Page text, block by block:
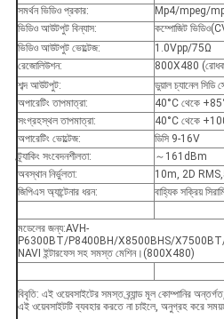
সমর্থন ভিডিও প্রকার:
Mp4/mpeg/
ভিডিও আউটপুট বিন্যাস:
কম্পোজিট
ভিডিও আউটপুট ভোল্টেজ:
1.0Vpp/75Ω
রেজোলিউশন:
800X480 (রোধক
শব্দ আউটপুট:
ডুয়াল চ্যানেল সিডি
অপারেটিং তাপমাত্রা:
40°C থেকে
সংগ্রহস্থল তাপমাত্রা:
40°C থেকে
অপারেটিং ভোল্টেজ:
ডিসি 9-16V
ট্র্যাকিং সংবেদনশীলতা:
～161dBm
অবস্থান নির্ভুলতা:
10m, 2D
জিপিএস অ্যান্টেনার ধরন:
বাহ্যিক সক্রিয়
মডেলের জন্য:AVH-
P6300BT/P8400BH/X8500BHS/
NAVI ইন্টারফেস সহ সমস্ত মেশিন।(800X480)
বিবৃতি: এই ওয়েবসাইটের সমস্ত ব্র্যান্ড মূল কোম্পানির অন্তর্গত,
এই ওয়েবসাইটটি ব্যবহার করতে না চাইলে, অনুগ্রহ করে